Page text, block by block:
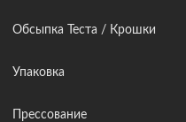
Обсыпка Теста / Крошки
Упаковка
Прессование